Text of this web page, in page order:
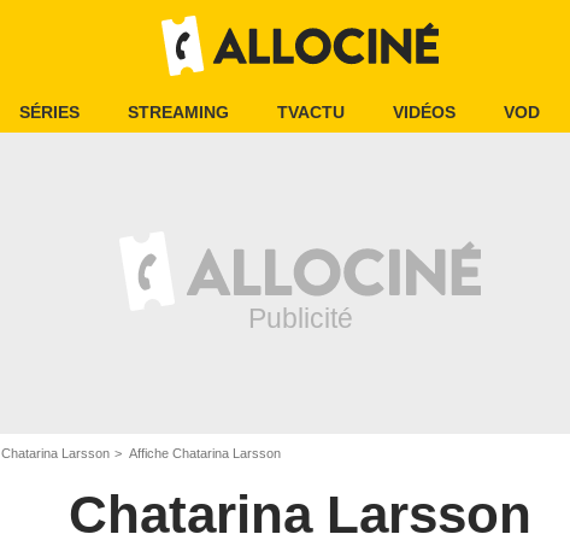
SÉRIES STREAMING TVACTU VIDÉOS VOD
Chatarina Larsson Affiche Chatarina Larsson
Chatarina Larsson